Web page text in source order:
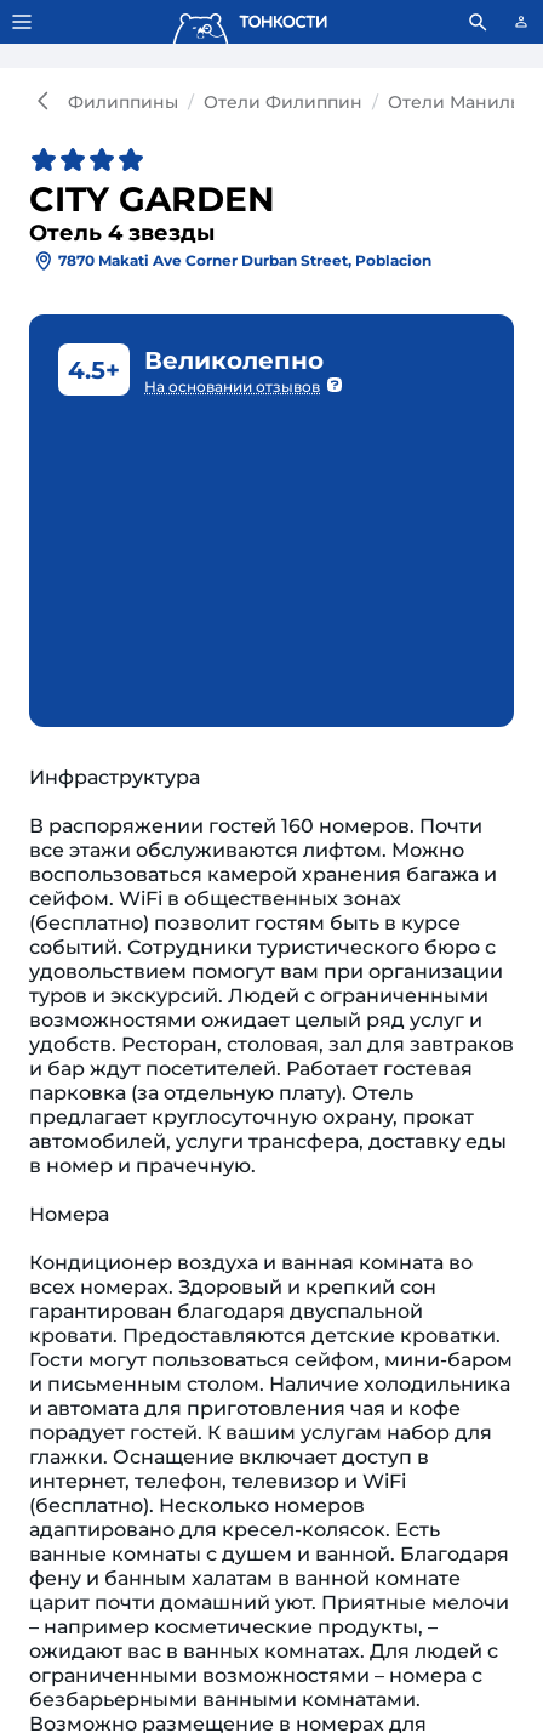
Тонкости используют сookie-файлы. Что это значит?
Филиппины Отели Филиппин Отели Манилы
CITY GARDEN
Отель 4 звезды
7870 Makati Ave Corner Durban Street, Poblacion
4.5+ Великолепно
На основании отзывов
Инфраструктура
В распоряжении гостей 160 номеров. Почти
все этажи обслуживаются лифтом. Можно
воспользоваться камерой хранения багажа и
сейфом. WiFi в общественных зонах
(бесплатно) позволит гостям быть в курсе
событий. Сотрудники туристического бюро с
удовольствием помогут вам при организации
туров и экскурсий. Людей с ограниченными
возможностями ожидает целый ряд услуг и
удобств. Ресторан, столовая, зал для завтраков
и бар ждут посетителей. Работает гостевая
парковка (за отдельную плату). Отель
предлагает круглосуточную охрану, прокат
автомобилей, услуги трансфера, доставку еды
в номер и прачечную.
Номера
Кондиционер воздуха и ванная комната во
всех номерах. Здоровый и крепкий сон
гарантирован благодаря двуспальной
кровати. Предоставляются детские кроватки.
Гости могут пользоваться сейфом, мини-баром
и письменным столом. Наличие холодильника
и автомата для приготовления чая и кофе
порадует гостей. К вашим услугам набор для
глажки. Оснащение включает доступ в
интернет, телефон, телевизор и WiFi
(бесплатно). Несколько номеров
адаптировано для кресел-колясок. Есть
ванные комнаты с душем и ванной. Благодаря
фену и банным халатам в ванной комнате
царит почти домашний уют. Приятные мелочи
– например косметические продукты, –
ожидают вас в ванных комнатах. Для людей с
ограниченными возможностями – номера с
безбарьерными ванными комнатами.
Возможно размещение в номерах для